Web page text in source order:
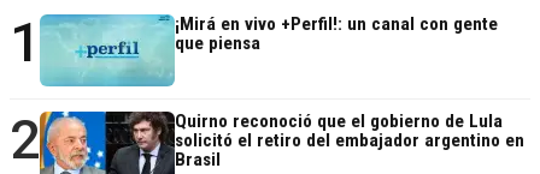
1
¡Mirá en vivo +Perfil!: un canal con gente
que piensa
2
Quirno reconoció que el gobierno de Lula
solicitó el retiro del embajador argentino en
Brasil